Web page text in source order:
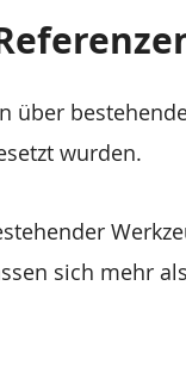
über
wurden.
sich mehr